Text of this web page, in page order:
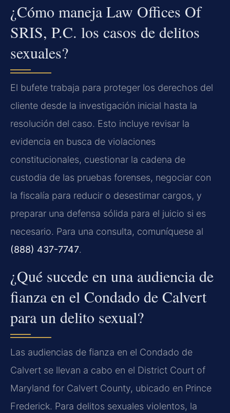
¿Cómo maneja Law Offices Of
SRIS, P.C. los casos de delitos
sexuales?
El bufete trabaja para proteger los derechos del
cliente desde la investigación inicial hasta la
resolución del caso. Esto incluye revisar la
evidencia en busca de violaciones
constitucionales, cuestionar la cadena de
custodia de las pruebas forenses, negociar con
la fiscalía para reducir o desestimar cargos, y
preparar una defensa sólida para el juicio si es
necesario. Para una consulta, comuníquese al
(888) 437-7747.
¿Qué sucede en una audiencia de
fianza en el Condado de Calvert
para un delito sexual?
Las audiencias de fianza en el Condado de
Calvert se llevan a cabo en el District Court of
Maryland for Calvert County, ubicado en Prince
Frederick. Para delitos sexuales violentos, la